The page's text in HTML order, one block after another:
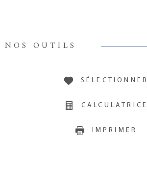
NOS OUTILS
SÉLECTIONNER
CALCULATRICE
IMPRIMER